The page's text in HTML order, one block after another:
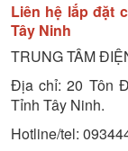
Liên hệ lắp đặt
Tây Ninh
TRUNG TÂM
Địa chỉ: 20 Tôn
Tỉnh Tây Ninh.
Hotline/tel: